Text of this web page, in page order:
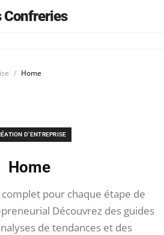
Confreries
Home
D’ENTREPRISE
Home
pour chaque étape de
Découvrez des guides
de tendances et des